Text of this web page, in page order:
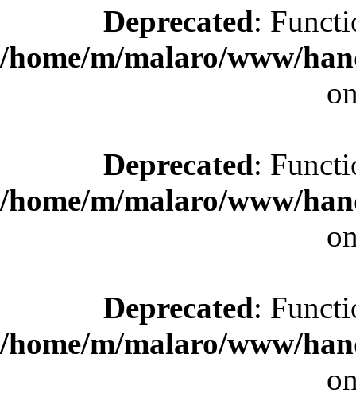
Deprecated:
/home/m/malaro/www/
Deprecated:
/home/m/malaro/www/
Deprecated:
/home/m/malaro/www/